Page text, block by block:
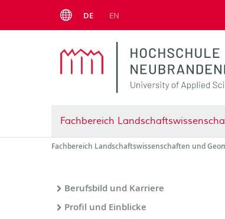
DE EN
Fachbereich
Fachbereich Landschaftswissenschaften und
Berufsbild und Karriere
Profil und Einblicke